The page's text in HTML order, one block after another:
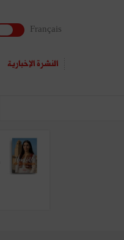
Français
النشرة الإخبارية